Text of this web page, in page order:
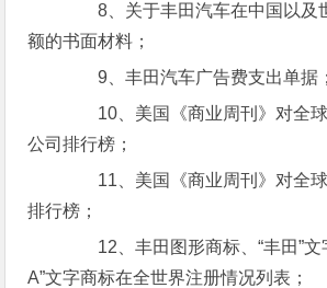
8、关于丰田汽车在中国以及
额的书面材料；
9、丰田汽车广告费支出单据；
10、美国《商业周刊》对全球
公司排行榜；
11、美国《商业周刊》对全球
排行榜；
12、丰田图形商标、“丰田”文
A”文字商标在全世界注册情况列表；